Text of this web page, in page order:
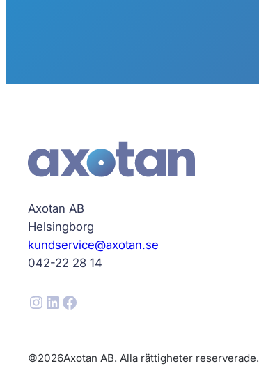
Axotan AB
Helsingborg
kundservice@axotan.se
042-22 28 14
Instagram LinkedIn Facebook
©2026Axotan AB. Alla rättigheter reserverade.